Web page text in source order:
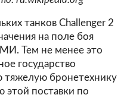
танков Challenger 2
на поле боя
Тем не менее это
государство
тяжелую бронетехнику
этой поставки по